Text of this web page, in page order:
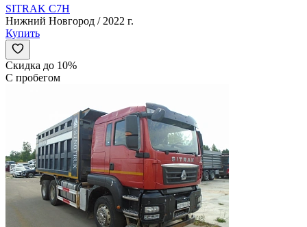
SITRAK C7H
Нижний Новгород / 2022 г.
Купить
Скидка до 10%
С пробегом